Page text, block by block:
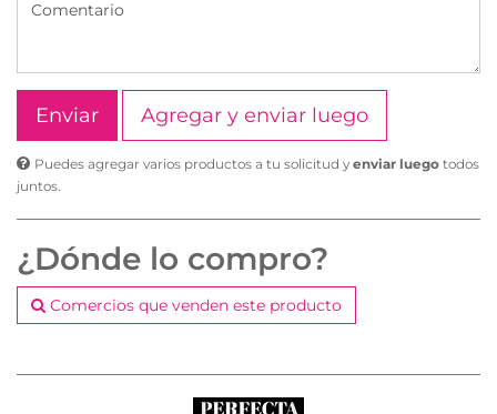
Agregar y enviar luego
Puedes agregar varios productos a tu solicitud y enviar luego todos
juntos.
¿Dónde lo compro?
Comercios que venden este producto